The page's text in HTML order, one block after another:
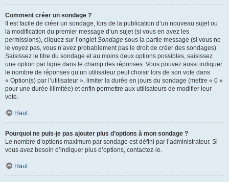
Comment créer un sondage ?
Il est facile de créer un sondage, lors de la publication d’un nouveau sujet ou
la modification du premier message d’un sujet (si vous en avez les
permissions), cliquez sur l’ongletSondage sous la partie message (si vous ne
le voyez pas, vous n’avez probablement pas le droit de créer des sondages).
Saisissez le titre du sondage et au moins deux options possibles, saisissez
une option par ligne dans le champ des réponses. Vous pouvez aussi indiquer
le nombre de réponses qu’un utilisateur peut choisir lors de son vote dans
« Option(s) par l’utilisateur », limiter la durée en jours du sondage (mettre « 0 »
pour une durée illimitée) et enfin permettre aux utilisateurs de modifier leur
vote.
Haut
Pourquoi ne puis-je pas ajouter plus d’options à mon sondage ?
Le nombre d’options maximum par sondage est défini par l’administrateur. Si
vous avez besoin d’indiquer plus d’options, contactez-le.
Haut